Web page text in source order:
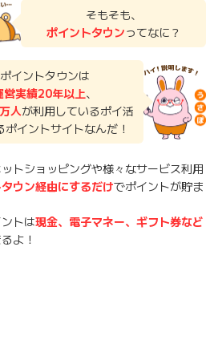
そもそも、
ポイントタウンってなに？
ポイントタウンは
営実績20年以上、
人が利用しているポイ活
ポイントサイトなんだ！
トショッピングや様々なサービス利用
ウン経由にするだけでポイントが貯ま
トは現金、電子マネー、ギフト券など
よ！